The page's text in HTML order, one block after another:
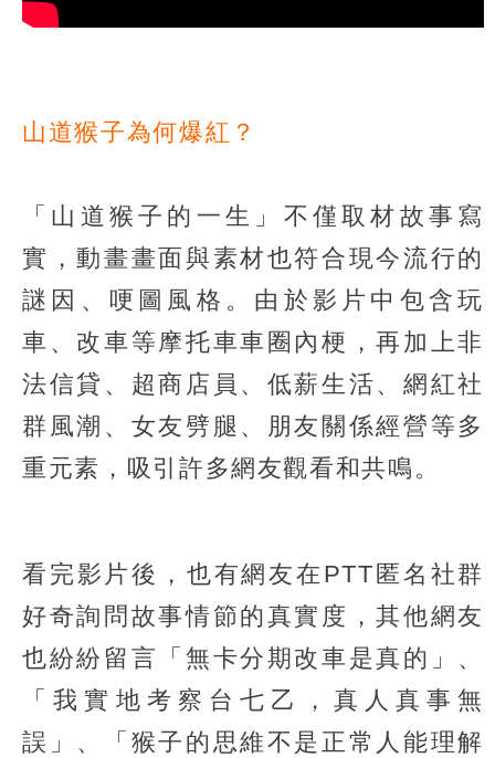
山道猴子為何爆紅？
「山道猴子的一生」不僅取材故事寫
實，動畫畫面與素材也符合現今流行的
謎因、哽圖風格。由於影片中包含玩
車、改車等摩托車車圈內梗，再加上非
法信貸、超商店員、低薪生活、網紅社
群風潮、女友劈腿、朋友關係經營等多
重元素，吸引許多網友觀看和共鳴。
看完影片後，也有網友在PTT匿名社群
好奇詢問故事情節的真實度，其他網友
也紛紛留言「無卡分期改車是真的」、
「我實地考察台七乙，真人真事無
誤」、「猴子的思維不是正常人能理解